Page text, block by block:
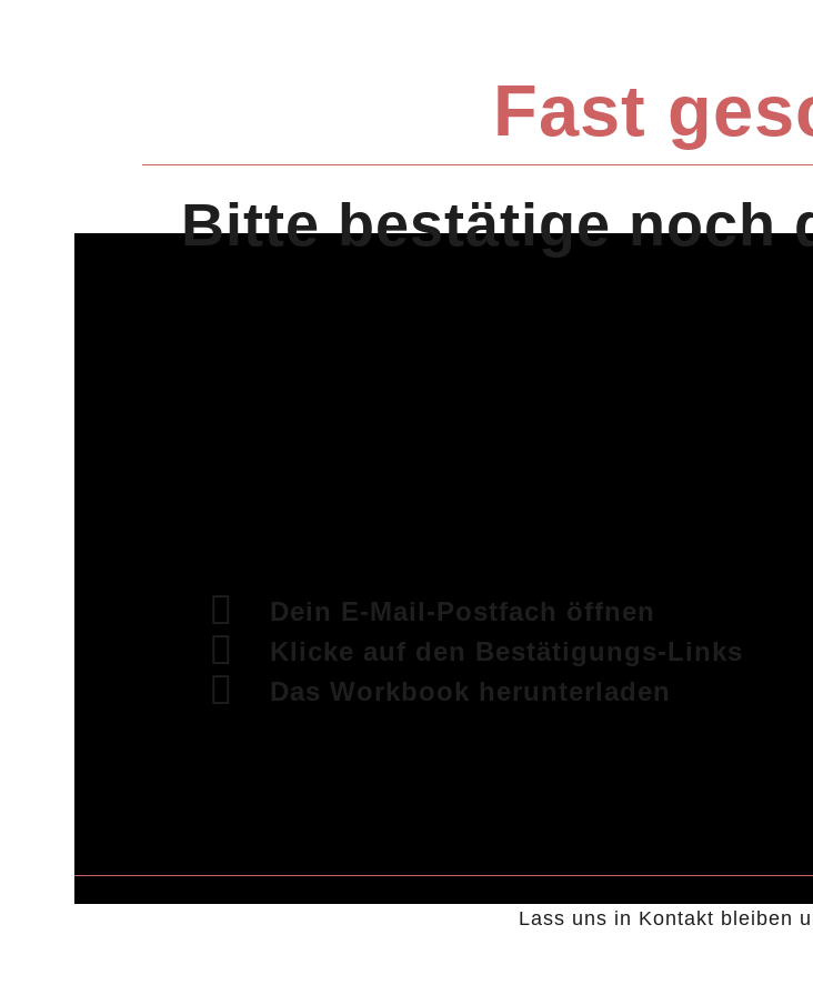
Fast
Bitte bestätige noch
Dein E-Mail-Postfach öffnen
Klicke auf den Bestätigungs-Links
Das Workbook herunterladen
Lass uns in Kontakt bleiben